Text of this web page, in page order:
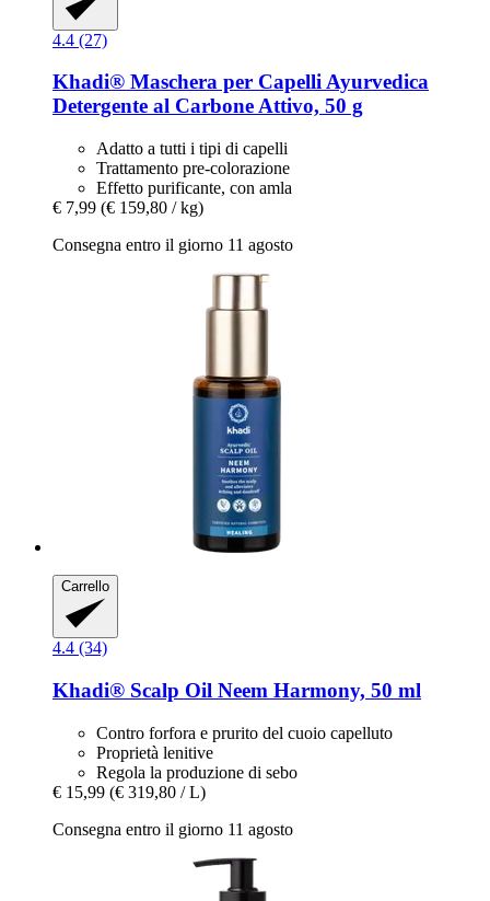
4.4 (27)
Khadi® Maschera per Capelli Ayurvedica
Detergente al Carbone Attivo, 50 g
Adatto a tutti i tipi di capelli
Trattamento pre-colorazione
Effetto purificante, con amla
€ 7,99 (€ 159,80 / kg)
Consegna entro il giorno 11 agosto
Carrello
4.4 (34)
Khadi® Scalp Oil Neem Harmony, 50 ml
Contro forfora e prurito del cuoio capelluto
Proprietà lenitive
Regola la produzione di sebo
€ 15,99 (€ 319,80 / L)
Consegna entro il giorno 11 agosto